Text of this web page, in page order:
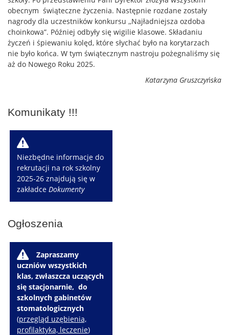
obecnym świąteczne życzenia. Następnie rozdane zostały
nagrody dla uczestników konkursu ,,Najładniejsza ozdoba
choinkowa”. Później odbyły się wigilie klasowe. Składaniu
życzeń i śpiewaniu kolęd, które słychać było na korytarzach
nie było końca. W tym świątecznym nastroju pożegnaliśmy się
aż do Nowego Roku 2025.
Katarzyna Gruszczyńska
Komunikaty !!!
W
Niezbędne informacje do
rekrutacji na rok szkolny
2025-26 znajdują się w
zakładceDokumenty
Ogłoszenia
W
Zapraszamy
uczniów wszystkich
klas, zwłaszcza uczących
się stacjonarnie, do
szkolnych gabinetów
stomatologicznych
(przegląd uzębienia,
profilaktyka, leczenie)